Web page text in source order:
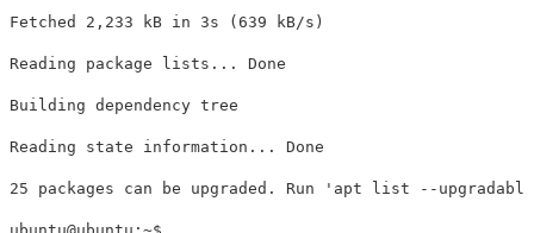
Fetched 2,233 kB in 3s (639 kB/s)
Reading package lists... Done
Building dependency tree
Reading state information... Done
25 packages can be upgraded. Run 'apt list --